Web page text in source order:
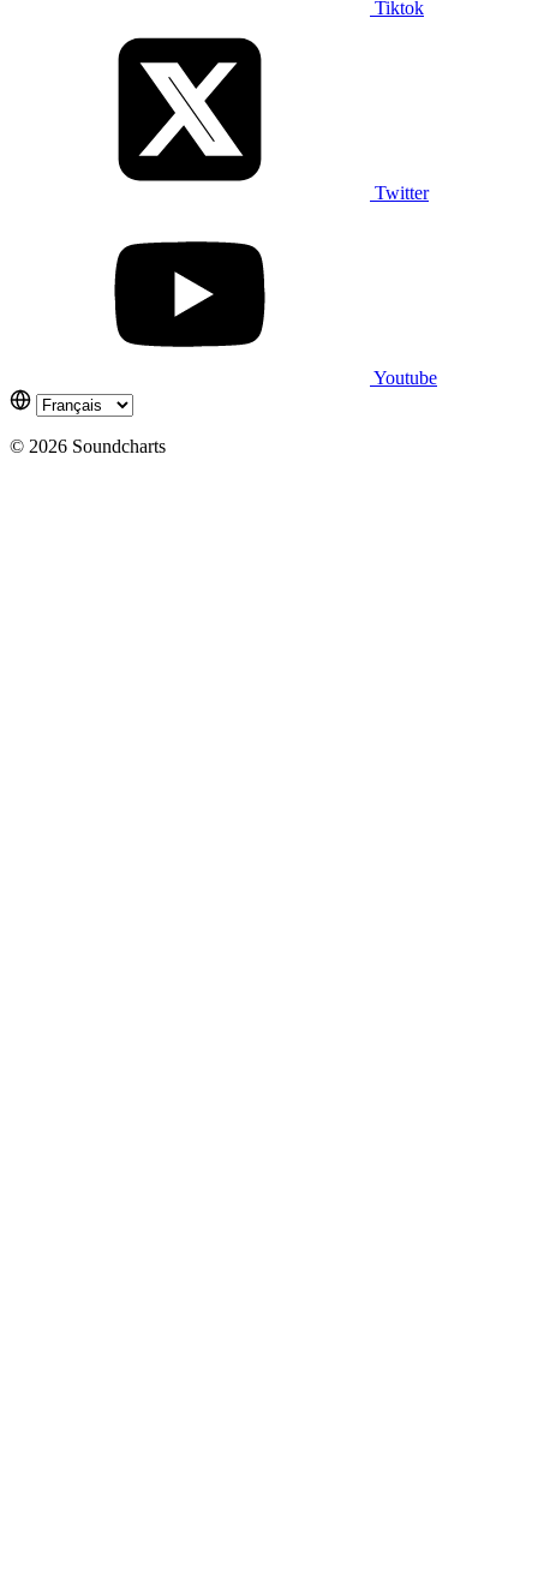
Tiktok
Twitter
Youtube
© 2026 Soundcharts